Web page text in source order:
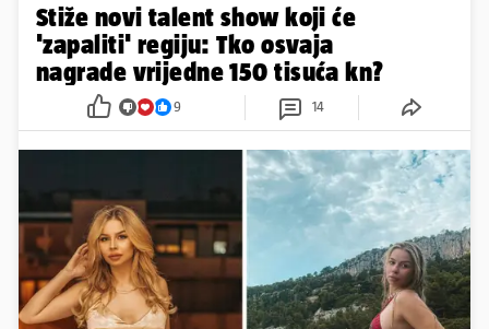
Stiže novi talent show koji će
'zapaliti' regiju: Tko osvaja
nagrade vrijedne 150 tisuća kn?
9 14